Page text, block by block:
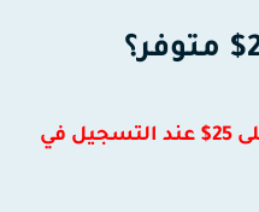
⚠️ تنبيه مهم: عرض الحصول على 25$ عند التسجيل في